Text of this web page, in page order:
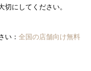
にしてください。
い： 全国の店舗向け無料